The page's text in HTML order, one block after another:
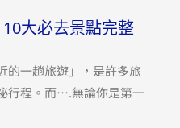
大必去景點完整
的一趟旅遊」，是許多旅
行程。而….無論你是第一